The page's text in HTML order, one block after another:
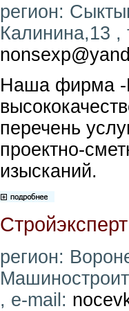
регион:
Калинина,13 ,
Наша фирма -
перечень
проектно-
изысканий.
регион:
, e-mail: